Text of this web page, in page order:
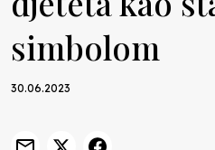
simbolom
30.06.2023